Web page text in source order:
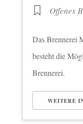
Offenes
Das Brennerei
besteht die
Brennerei.
WEITERE